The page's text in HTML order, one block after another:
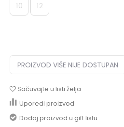
10 12
PROIZVOD VIŠE NIJE DOSTUPAN
Sačuvajte u listi želja
Uporedi proizvod
Dodaj proizvod u gift listu